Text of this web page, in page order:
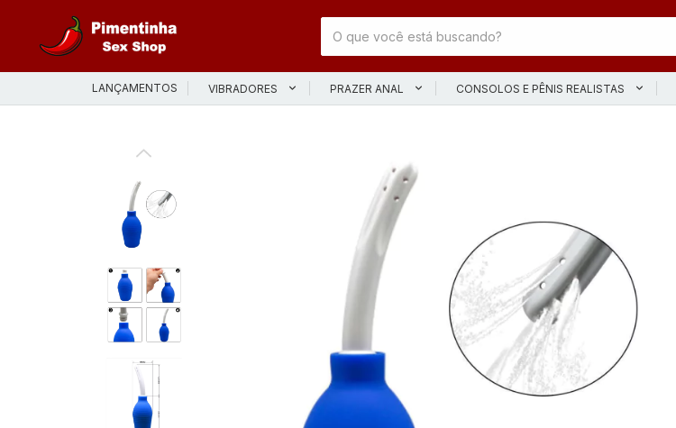
LANÇAMENTOS VIBRADORES PRAZER ANAL CONSOLOS E PÊNIS REALISTAS